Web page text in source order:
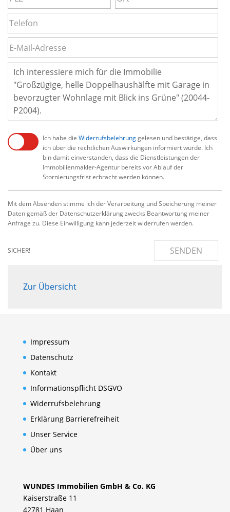
Ich habe die Widerrufsbelehrunggelesen und bestätige, dass
ich über die rechtlichen Auswirkungen informiert wurde. Ich
bin damit einverstanden, dass die Dienstleistungen der
Immobilienmakler-Agentur bereits vor Ablauf der
Stornierungsfrist erbracht werden können.
Mit dem Absenden stimme ich der Verarbeitung und Speicherung meiner
Daten gemäß der Datenschutzerklärung zwecks Beantwortung meiner
Anfrage zu. Diese Einwilligung kann jederzeit widerrufen werden.
SICHER! SENDEN
Zur Übersicht
Impressum
Datenschutz
Kontakt
Informationspflicht DSGVO
Widerrufsbelehrung
Erklärung Barrierefreiheit
Unser Service
Über uns
WUNDES Immobilien GmbH & Co. KG
Kaiserstraße 11
42781 Haan